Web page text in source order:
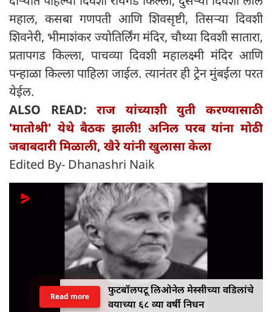
महाल, कसबा गणपती आणि शिवसृष्टी, तिसऱ्या दिवशी
शिवनेरी, भीमाशंकर ज्योतिर्लिंग मंदिर, चौथ्या दिवशी सातारा,
प्रतापगड किल्ला, पाचव्या दिवशी महालक्ष्मी मंदिर आणि
पन्हाळा किल्ला पाहिला जाईल. त्यानंतर ही ट्रेन मुंबईला परत
येईल.
ALSO READ:राज यांच्याशी युती करण्यासाठी
'मातोश्री' येथे बैठक झाली! अनिल परब यांना मोठी
जबाबदारी मिळाली, खैरे यांनी खुलासा केला
Edited By- Dhanashri Naik
फुटबॉलपटू लिओनेल मेस्सीच्या वडिलांचे
वयाच्या ६८ व्या वर्षी निधन
Read more